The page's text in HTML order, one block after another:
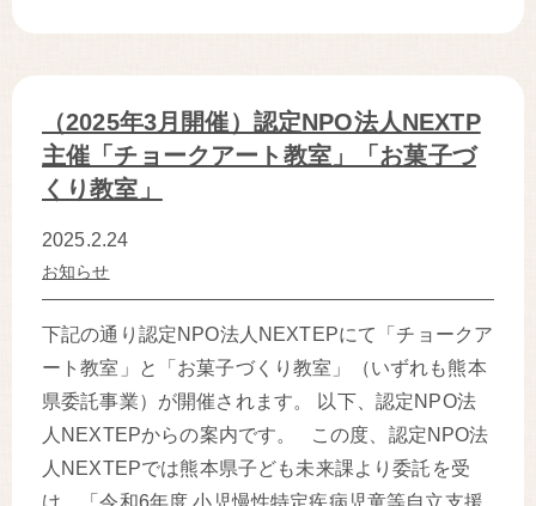
（2025年3月開催）認定NPO法人NEXTP
主催「チョークアート教室」「お菓子づ
くり教室」
2025.2.24
お知らせ
下記の通り認定NPO法人NEXTEPにて「チョークア
ート教室」と「お菓子づくり教室」（いずれも熊本
県委託事業）が開催されます。 以下、認定NPO法
人NEXTEPからの案内です。 この度、認定NPO法
人NEXTEPでは熊本県子ども未来課より委託を受
け、「令和6年度 小児慢性特定疾病児童等自立支援